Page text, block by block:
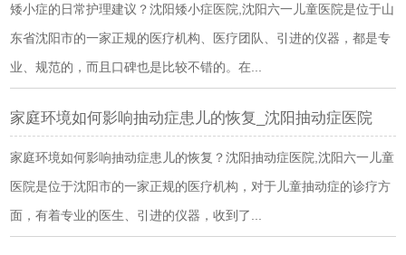
矮小症的日常护理建议？沈阳矮小症医院,沈阳六一儿童医院是位于山
东省沈阳市的一家正规的医疗机构、医疗团队、引进的仪器，都是专
业、规范的，而且口碑也是比较不错的。在...
家庭环境如何影响抽动症患儿的恢复_沈阳抽动症医院
家庭环境如何影响抽动症患儿的恢复？沈阳抽动症医院,沈阳六一儿童
医院是位于沈阳市的一家正规的医疗机构，对于儿童抽动症的诊疗方
面，有着专业的医生、引进的仪器，收到了...